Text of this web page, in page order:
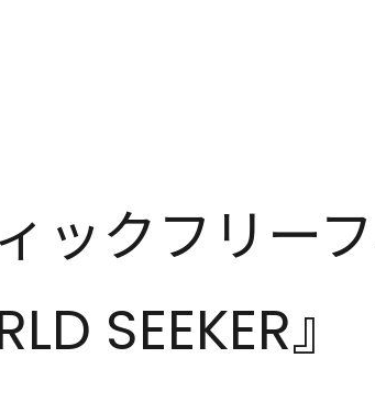
ックフリー
SEEKER』